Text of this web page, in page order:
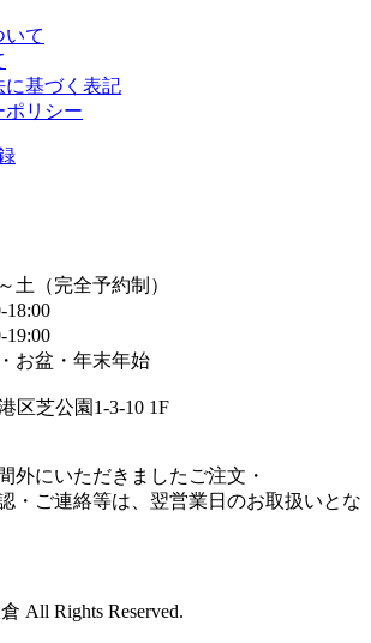
いて
に基づく表記
ポリシー
土（完全予約制）
18:00
19:00
お盆・年末年始
区芝公園1-3-10 1F
外にいただきましたご注文・
・ご連絡等は、翌営業日のお取扱いとな
All Rights Reserved.